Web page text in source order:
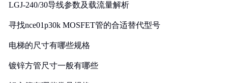
LGJ-240/30导线参数及载流量解析
寻找nce01p30k MOSFET管的合适替代型号
电梯的尺寸有哪些规格
镀锌方管尺寸一般有哪些